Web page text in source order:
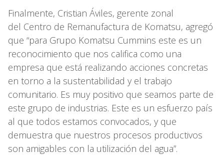
Finalmente, Cristian Áviles, gerente zonal
del Centro de Remanufactura de Komatsu, agregó
que “para Grupo Komatsu Cummins este es un
reconocimiento que nos califica como una
empresa que está realizando acciones concretas
en torno a la sustentabilidad y el trabajo
comunitario. Es muy positivo que seamos parte de
este grupo de industrias. Este es un esfuerzo país
al que todos estamos convocados, y que
demuestra que nuestros procesos productivos
son amigables con la utilización del agua”.